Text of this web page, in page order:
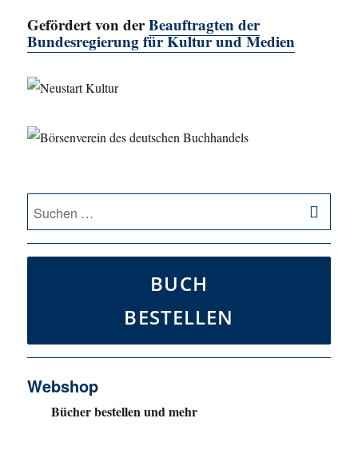
Gefördert von derBeauftragten der
Bundesregierung für Kultur und Medien
Suche
nach:
BUCH
BESTELLEN
Webshop
Bücher bestellen und mehr